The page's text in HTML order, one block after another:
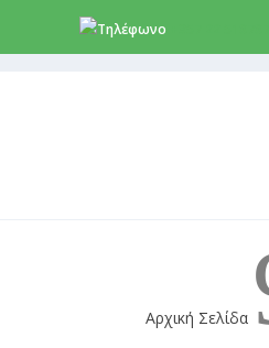
Αρχική Σελίδα